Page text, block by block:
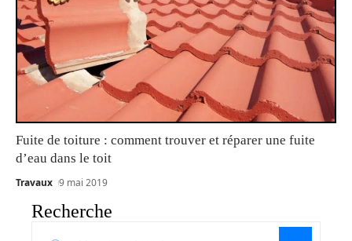
Fuite de toiture : comment trouver et réparer une fuite
d’eau dans le toit
Travaux 9 mai 2019
Recherche